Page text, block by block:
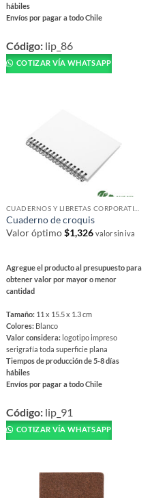
hábiles
Envíos por pagar a todo Chile
producto
tiene
múltiples
pueden
de
producto
Código: lip_86
COTIZAR VÍA WHATSAPP
Cuaderno de croquis
Valor óptimo$1,326 valor sin iva
Agregue el producto al presupuesto para
obtener valor por mayor o menor
cantidad
Tamaño: 11 x 15.5 x 1.3 cm
Colores: Blanco
Valor considera: logotipo impreso
serigrafía toda superficie plana
Tiempos de producción de 5-8 días
hábiles
Envíos por pagar a todo Chile
producto
tiene
múltiples
opciones
Código: lip_91
COTIZAR VÍA WHATSAPP